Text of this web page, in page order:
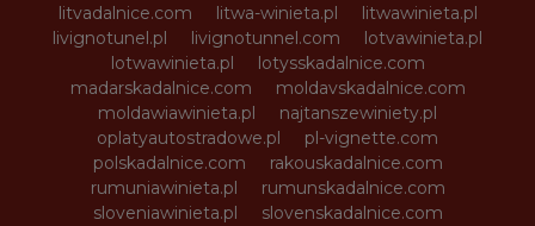
litvadalnice.com
litwa-winieta.pl
litwawinieta.pl
livignotunel.pl
livignotunnel.com
lotvawinieta.pl
lotwawinieta.pl
lotysskadalnice.com
madarskadalnice.com
moldavskadalnice.com
moldawiawinieta.pl
najtanszewiniety.pl
oplatyautostradowe.pl
pl-vignette.com
polskadalnice.com
rakouskadalnice.com
rumuniawinieta.pl
rumunskadalnice.com
sloveniawinieta.pl
slovenskadalnice.com